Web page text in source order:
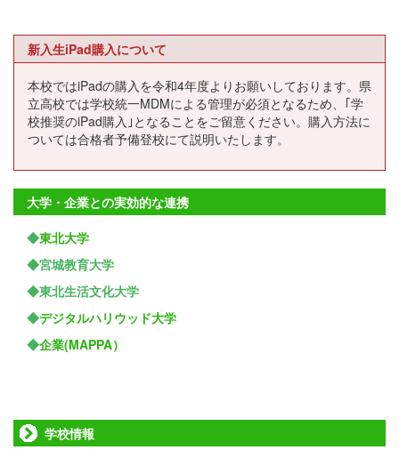
新入生iPad購入について
本校ではiPadの購入を令和4年度よりお願いしております。県
立高校では学校統一MDMによる管理が必須となるため、｢学
校推奨のiPad購入｣となることをご留意ください。購入方法に
ついては合格者予備登校にて説明いたします。
大学・企業との実効的な連携
◆東北大学
◆宮城教育大学
◆東北生活文化大学
◆デジタルハリウッド大学
◆企業(MAPPA）
学校情報